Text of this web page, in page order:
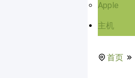
Apple
主机
首页